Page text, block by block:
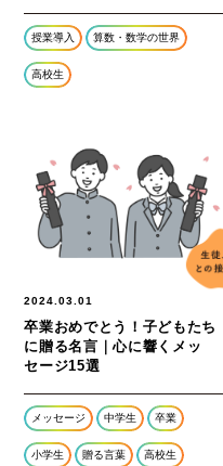
授業導入 算数・数学の世界
高校生
2024.03.01
卒業おめでとう！子どもたち
に贈る名言｜心に響くメッ
セージ15選
メッセージ 中学生 卒業
小学生 贈る言葉 高校生